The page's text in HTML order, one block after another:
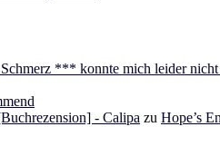
*** konnte mich leider
- Calipa zu Hope’s